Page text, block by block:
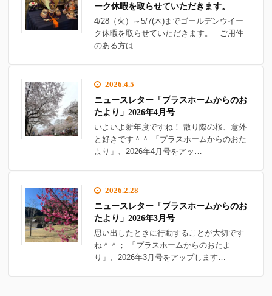
ーク休暇を取らせていただきます。
4/28（火）～5/7(木)までゴールデンウイー
ク休暇を取らせていただきます。 ご用件
のある方は…
2026.4.5
ニュースレター「プラスホームからのお
たより」2026年4月号
いよいよ新年度ですね！ 散り際の桜、意外
と好きです＾＾ 「プラスホームからのおた
より」、2026年4月号をアッ…
2026.2.28
ニュースレター「プラスホームからのお
たより」2026年3月号
思い出したときに行動することが大切です
ね＾＾； 「プラスホームからのおたよ
り」、2026年3月号をアップします…